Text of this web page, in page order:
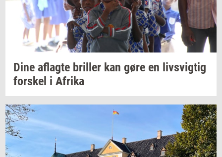
Dine af­lag­te bril­ler kan gøre en livsvig­tig
for­skel i Afri­ka